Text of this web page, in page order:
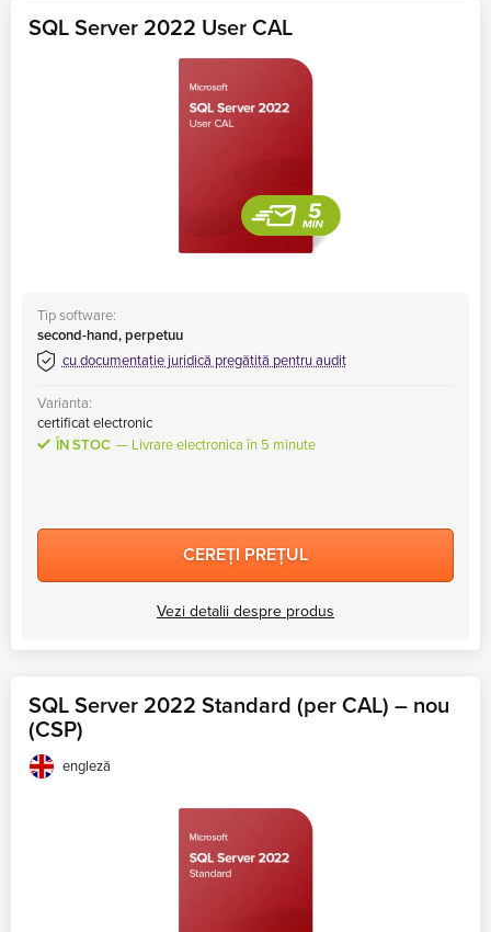
SQL Server 2022 User CAL
Tip software:
second-hand, perpetuu
cu documentație juridică pregătită pentru audit
Varianta:
certificat electronic
ÎN STOC
Livrare electronica în 5 minute
CEREȚI PREȚUL
Vezi detalii despre produs
SQL Server 2022 Standard (per CAL) – nou
(CSP)
engleză